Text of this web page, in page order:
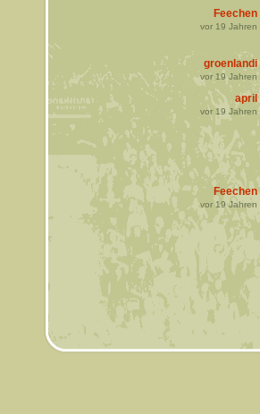
Feechen
vor 19 Jahren
groenlandi
vor 19Jahren
april
vor 19 Jahren
Feechen
vor19Jahren